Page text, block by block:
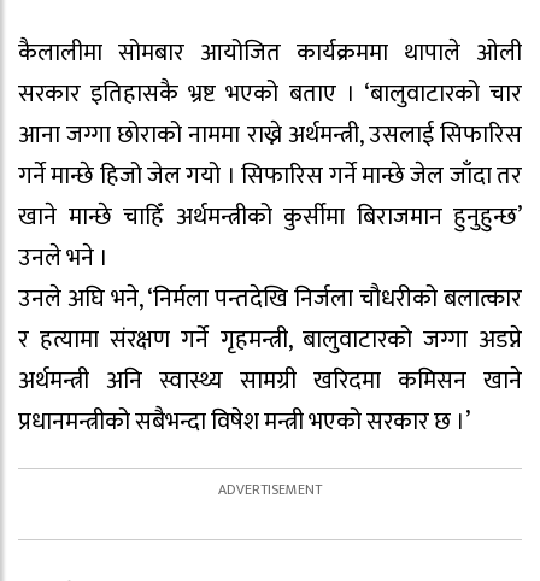
कैलालीमा सोमबार आयोजित कार्यक्रममा थापाले ओली
सरकार इतिहासकै भ्रष्ट भएको बताए । ‘बालुवाटारको चार
आना जग्गा छोराको नाममा राख्ने अर्थमन्त्री, उसलाई सिफारिस
गर्ने मान्छे हिजो जेल गयो । सिफारिस गर्ने मान्छे जेल जाँदा तर
खाने मान्छे चाहिँ अर्थमन्त्रीको कुर्सीमा बिराजमान हुनुहुन्छ’
उनले भने ।
उनले अघि भने, ‘निर्मला पन्तदेखि निर्जला चौधरीको बलात्कार
र हत्यामा संरक्षण गर्ने गृहमन्त्री, बालुवाटारको जग्गा अडप्ने
अर्थमन्त्री अनि स्वास्थ्य सामग्री खरिदमा कमिसन खाने
प्रधानमन्त्रीको सबैभन्दा विषेश मन्त्री भएको सरकार छ ।’